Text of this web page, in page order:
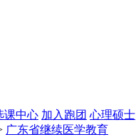
课中心 加入跑团 心理硕士
广东省继续医学教育